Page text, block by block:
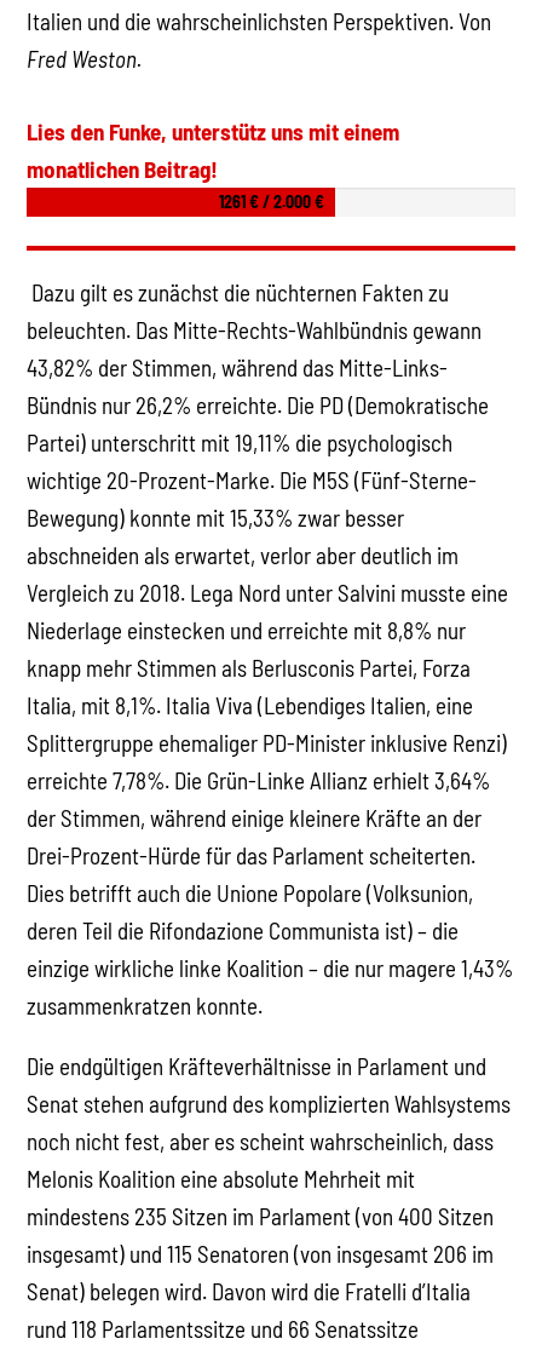
Italien und die wahrscheinlichsten Perspektiven. Von
Fred Weston.
Lies den Funke, unterstütz uns mit einem
monatlichen Beitrag!
1261 € / 2.000 €
Dazu gilt es zunächst die nüchternen Fakten zu
beleuchten. Das Mitte-Rechts-Wahlbündnis gewann
43,82% der Stimmen, während das Mitte-Links-
Bündnis nur 26,2% erreichte. Die PD (Demokratische
Partei) unterschritt mit 19,11% die psychologisch
wichtige 20-Prozent-Marke. Die M5S (Fünf-Sterne-
Bewegung) konnte mit 15,33% zwar besser
abschneiden als erwartet, verlor aber deutlich im
Vergleich zu 2018. Lega Nord unter Salvini musste eine
Niederlage einstecken und erreichte mit 8,8% nur
knapp mehr Stimmen als Berlusconis Partei, Forza
Italia, mit 8,1%. Italia Viva (Lebendiges Italien, eine
Splittergruppe ehemaliger PD-Minister inklusive Renzi)
erreichte 7,78%. Die Grün-Linke Allianz erhielt 3,64%
der Stimmen, während einige kleinere Kräfte an der
Drei-Prozent-Hürde für das Parlament scheiterten.
Dies betrifft auch die Unione Popolare (Volksunion,
deren Teil die Rifondazione Communista ist) – die
einzige wirkliche linke Koalition – die nur magere 1,43%
zusammenkratzen konnte.
Die endgültigen Kräfteverhältnisse in Parlament und
Senat stehen aufgrund des komplizierten Wahlsystems
noch nicht fest, aber es scheint wahrscheinlich, dass
Melonis Koalition eine absolute Mehrheit mit
mindestens 235 Sitzen im Parlament (von 400 Sitzen
insgesamt) und 115 Senatoren (von insgesamt 206 im
Senat) belegen wird. Davon wird die Fratelli d’Italia
rund 118 Parlamentssitze und 66 Senatssitze